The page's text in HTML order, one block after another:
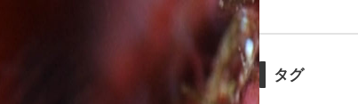
タグ